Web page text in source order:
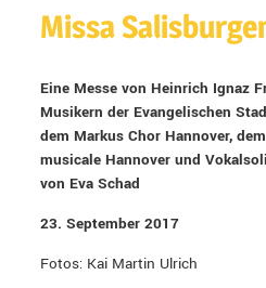
Missa
Eine Messe von Heinrich Ignaz
Musikern der Evangelischen
dem Markus Chor Hannover,
musicale Hannover und
von Eva Schad
23. September 2017
Fotos: Kai Martin Ulrich